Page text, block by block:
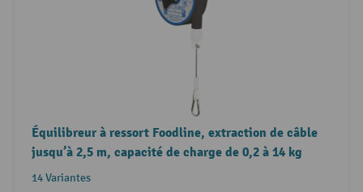
Équilibreur à ressort Foodline, extraction de câble
jusqu’à 2,5 m, capacité de charge de 0,2 à 14 kg
14 Variantes